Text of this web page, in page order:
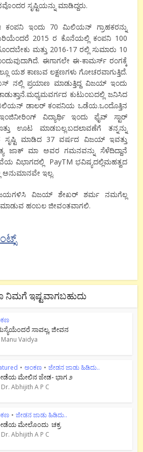
ಸೃಷ್ಟಿಯನ್ನು ಮಾಡಿದ್ದರು.
ಕಂಪನಿ ಇಂದು 70 ಮಿಲಿಯನ್ ಗ್ರಾಹಕರನ್ನು
2015 ರ ಕೊನೆಯಲ್ಲಿ ಕಂಪನಿ 100
ಮತ್ತು 2016-17 ರಲ್ಲಿ ಸುಮಾರು 10
ಈಗಾಗಲೇ ಈ-ಕಾಮರ್ಸ್ ರಂಗಕ್ಕೆ
ಯಶ ಕಾಣುವ ಲಕ್ಷಣಗಳು ಗೋಚರವಾಗುತ್ತಿದೆ.
ನಲ್ಲಿ ಪ್ರಯಾಣ ಮಾಡುತ್ತಿದ್ದ ವಿಜಯ್ ಇಂದು
ಕುಟುಂಬದಲ್ಲಿ ಜನಿಸಿದ
ಡಾಲರ್ ಕಂಪನಿಯ ಒಡೆಯ.ಒಂದೊತ್ತಿನ
ವಿದ್ಯಾರ್ಥಿ ಇಂದು ಫೈವ್ ಸ್ಟಾರ್
ಊಟ ಮಾಡಬಲ್ಲ.ಬದಲಾವಣೆಗೆ ತನ್ನನ್ನು
ಸೃಷ್ಟಿ ಮಾಡಿದ 37 ವರ್ಷದ ವಿಜಯ್ ಇವತ್ತು
ಜಾಕ್ ಮಾ ಅವರ ಗಮನವನ್ನು ಸೆಳೆದಿದ್ದಾನೆ
ವಿಭಾಗದಲ್ಲಿ PayTM ಭವಿಷ್ಯದಲ್ಲಿಮಹತ್ವದ
ಅನುಮಾನವೇ ಇಲ್ಲ.
ಜಯಗಳಿಸಿ ವಿಜಯ್ ಶೇಖರ್ ಶರ್ಮ ನಮಗೆಲ್ಲ
ಹಂಬಲ ಜೀವಂತವಾಗಲಿ.
ನಿಮಗೆ ಇಷ್ಟವಾಗಬಹುದು
ಸಾವಲ್ಲ, ಜೀವನ
Manu Vaidya
• ಅಂಕಣ • ಜೇಡನ ಜಾಡು ಹಿಡಿದು..
ಮೇಲಿನ ಜೇಡ- ಭಾಗ ೨
Dr. Abhijith A P C
• ಜೇಡನ ಜಾಡು ಹಿಡಿದು..
ಮೇಲೊಂದು ಚಕ್ರ
Dr. Abhijith A P C